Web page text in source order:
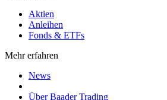
Aktien
Anleihen
Fonds & ETFs
Mehr erfahren
News
Über Baader Trading